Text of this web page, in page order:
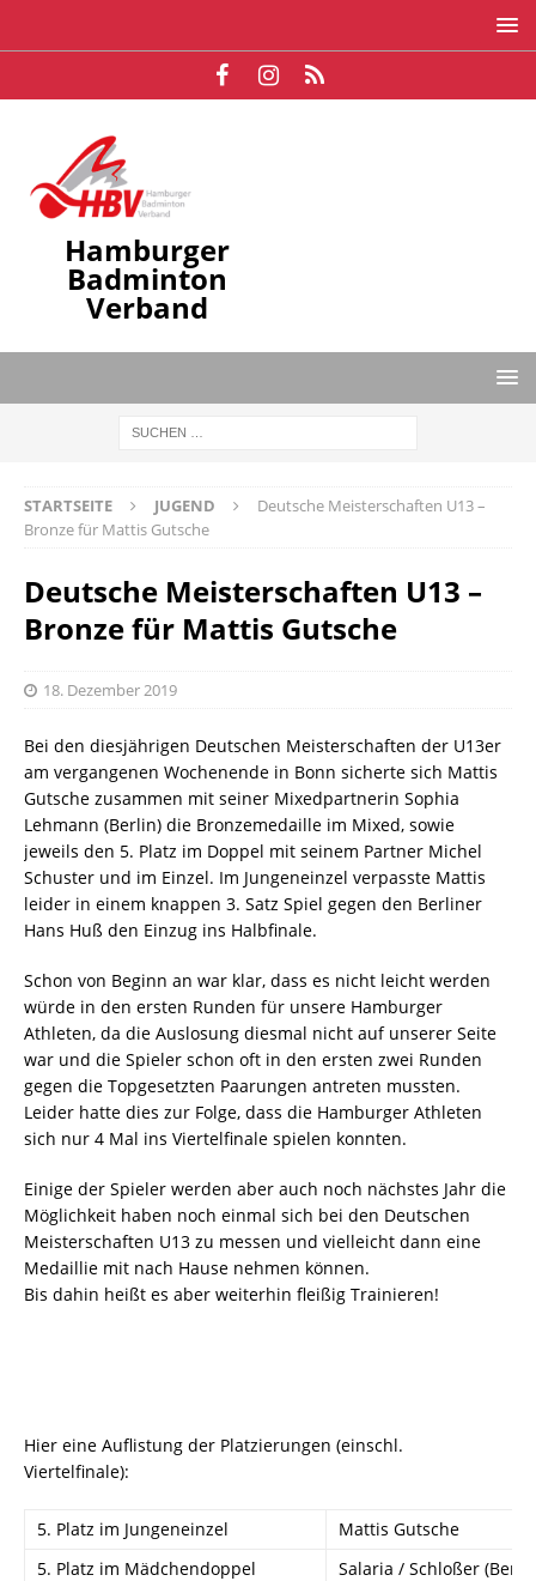
Hamburger
Badminton
Verband
STARTSEITE JUGEND
Deutsche Meisterschaften U13 –
Bronze für Mattis Gutsche
Deutsche Meisterschaften U13 –
Bronze für Mattis Gutsche
18. Dezember 2019
Bei den diesjährigen Deutschen Meisterschaften der U13er
am vergangenen Wochenende in Bonn sicherte sich Mattis
Gutsche zusammen mit seiner Mixedpartnerin Sophia
Lehmann (Berlin) die Bronzemedaille im Mixed, sowie
jeweils den 5. Platz im Doppel mit seinem Partner Michel
Schuster und im Einzel. Im Jungeneinzel verpasste Mattis
leider in einem knappen 3. Satz Spiel gegen den Berliner
Hans Huß den Einzug ins Halbfinale.
Schon von Beginn an war klar, dass es nicht leicht werden
würde in den ersten Runden für unsere Hamburger
Athleten, da die Auslosung diesmal nicht auf unserer Seite
war und die Spieler schon oft in den ersten zwei Runden
gegen die Topgesetzten Paarungen antreten mussten.
Leider hatte dies zur Folge, dass die Hamburger Athleten
sich nur 4 Mal ins Viertelfinale spielen konnten.
Einige der Spieler werden aber auch noch nächstes Jahr die
Möglichkeit haben noch einmal sich bei den Deutschen
Meisterschaften U13 zu messen und vielleicht dann eine
Medaillie mit nach Hause nehmen können.
Bis dahin heißt es aber weiterhin fleißig Trainieren!
Hier eine Auflistung der Platzierungen (einschl.
Viertelfinale):
5. Platz im Jungeneinzel
Mattis Gutsche
5. Platz im Mädchendoppel
Salaria / Schloßer